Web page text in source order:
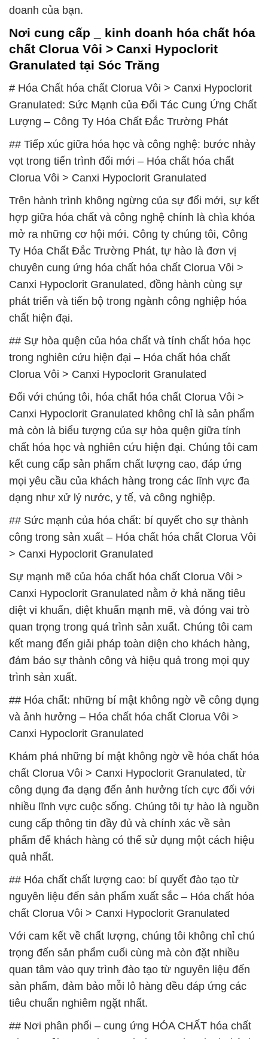
doanh của bạn.
Nơi cung cấp _ kinh doanh hóa chất hóa
chất Clorua Vôi > Canxi Hypoclorit
Granulated tại Sóc Trăng
# Hóa Chất hóa chất Clorua Vôi > Canxi Hypoclorit
Granulated: Sức Mạnh của Đối Tác Cung Ứng Chất
Lượng – Công Ty Hóa Chất Đắc Trường Phát
## Tiếp xúc giữa hóa học và công nghệ: bước nhảy
vọt trong tiến trình đổi mới – Hóa chất hóa chất
Clorua Vôi > Canxi Hypoclorit Granulated
Trên hành trình không ngừng của sự đổi mới, sự kết
hợp giữa hóa chất và công nghệ chính là chìa khóa
mở ra những cơ hội mới. Công ty chúng tôi, Công
Ty Hóa Chất Đắc Trường Phát, tự hào là đơn vị
chuyên cung ứng hóa chất hóa chất Clorua Vôi >
Canxi Hypoclorit Granulated, đồng hành cùng sự
phát triển và tiến bộ trong ngành công nghiệp hóa
chất hiện đại.
## Sự hòa quện của hóa chất và tính chất hóa học
trong nghiên cứu hiện đại – Hóa chất hóa chất
Clorua Vôi > Canxi Hypoclorit Granulated
Đối với chúng tôi, hóa chất hóa chất Clorua Vôi >
Canxi Hypoclorit Granulated không chỉ là sản phẩm
mà còn là biểu tượng của sự hòa quện giữa tính
chất hóa học và nghiên cứu hiện đại. Chúng tôi cam
kết cung cấp sản phẩm chất lượng cao, đáp ứng
mọi yêu cầu của khách hàng trong các lĩnh vực đa
dạng như xử lý nước, y tế, và công nghiệp.
## Sức mạnh của hóa chất: bí quyết cho sự thành
công trong sản xuất – Hóa chất hóa chất Clorua Vôi
> Canxi Hypoclorit Granulated
Sự mạnh mẽ của hóa chất hóa chất Clorua Vôi >
Canxi Hypoclorit Granulated nằm ở khả năng tiêu
diệt vi khuẩn, diệt khuẩn mạnh mẽ, và đóng vai trò
quan trọng trong quá trình sản xuất. Chúng tôi cam
kết mang đến giải pháp toàn diện cho khách hàng,
đảm bảo sự thành công và hiệu quả trong mọi quy
trình sản xuất.
## Hóa chất: những bí mật không ngờ về công dụng
và ảnh hưởng – Hóa chất hóa chất Clorua Vôi >
Canxi Hypoclorit Granulated
Khám phá những bí mật không ngờ về hóa chất hóa
chất Clorua Vôi > Canxi Hypoclorit Granulated, từ
công dụng đa dạng đến ảnh hưởng tích cực đối với
nhiều lĩnh vực cuộc sống. Chúng tôi tự hào là nguồn
cung cấp thông tin đầy đủ và chính xác về sản
phẩm để khách hàng có thể sử dụng một cách hiệu
quả nhất.
## Hóa chất chất lượng cao: bí quyết đào tạo từ
nguyên liệu đến sản phẩm xuất sắc – Hóa chất hóa
chất Clorua Vôi > Canxi Hypoclorit Granulated
Với cam kết về chất lượng, chúng tôi không chỉ chú
trọng đến sản phẩm cuối cùng mà còn đặt nhiều
quan tâm vào quy trình đào tạo từ nguyên liệu đến
sản phẩm, đảm bảo mỗi lô hàng đều đáp ứng các
tiêu chuẩn nghiêm ngặt nhất.
## Nơi phân phối – cung ứng HÓA CHẤT hóa chất